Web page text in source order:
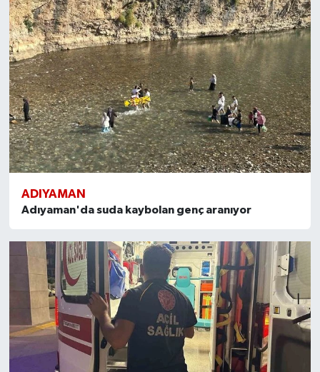
ADIYAMAN
Adıyaman'da suda kaybolan genç aranıyor